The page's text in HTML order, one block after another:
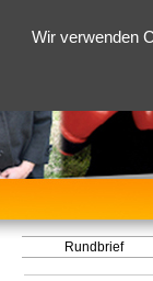
Wir verwenden
Rundbrief